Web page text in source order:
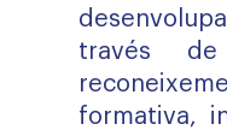
través
formativa,